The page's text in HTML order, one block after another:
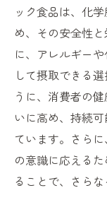
ック食品は、化
め、その安全性
に、アレルギー
して摂取できる
うに、消費者の
いに高め、持続
ています。さら
の意識に応える
ることで、さら